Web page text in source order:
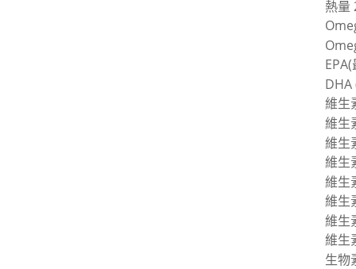
熱量
DHA
維生
維生
維生
維生
維生
維生
維生
維生
生物